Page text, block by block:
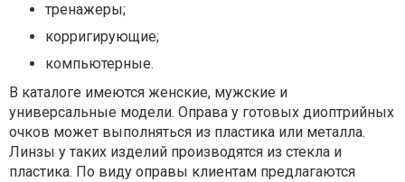
тренажеры;
корригирующие;
компьютерные.
В каталоге имеются женские, мужские и
универсальные модели. Оправа у готовых диоптрийных
очков может выполняться из пластика или металла.
Линзы у таких изделий производятся из стекла и
пластика. По виду оправы клиентам предлагаются